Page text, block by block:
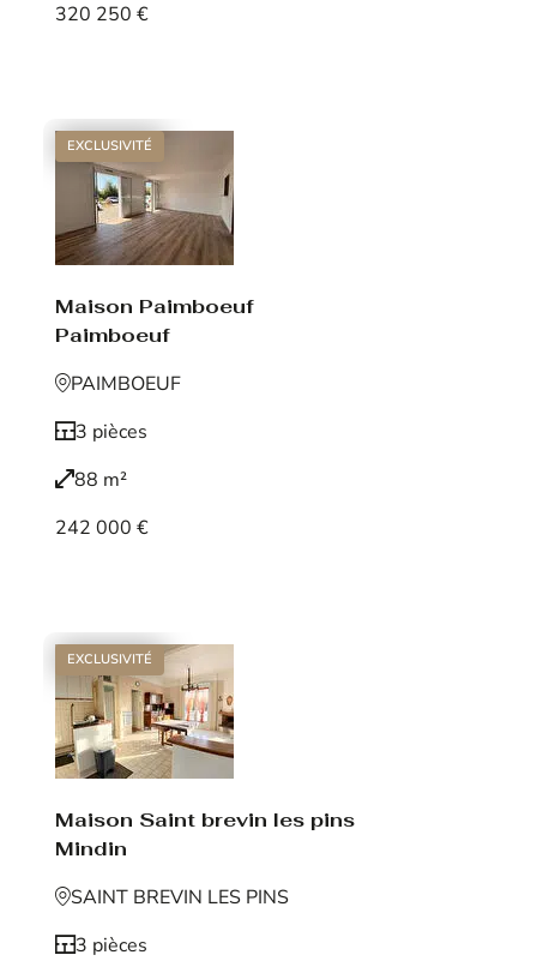
320 250 €
EXCLUSIVITÉ
Maison Paimboeuf
Paimboeuf
PAIMBOEUF
3 pièces
88 m²
242 000 €
EXCLUSIVITÉ
Maison Saint brevin les pins
Mindin
SAINT BREVIN LES PINS
3 pièces